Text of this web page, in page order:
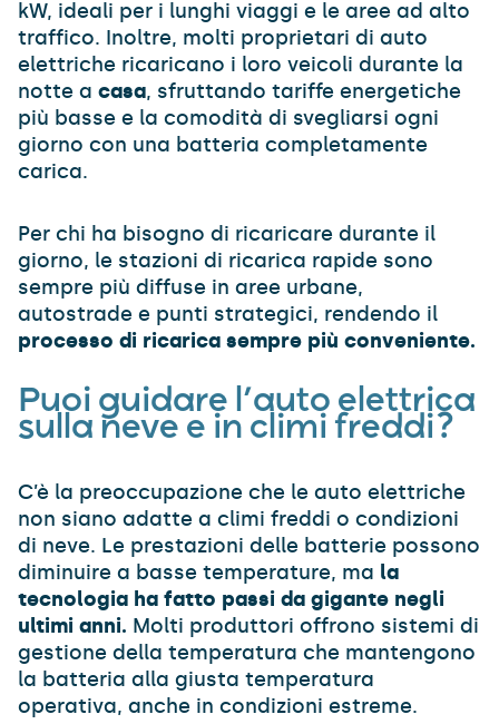
kW, ideali per i lunghi viaggi e le aree ad alto
traffico. Inoltre, molti proprietari di auto
elettriche ricaricano i loro veicoli durante la
notte a casa, sfruttando tariffe energetiche
più basse e la comodità di svegliarsi ogni
giorno con una batteria completamente
carica.
Per chi ha bisogno di ricaricare durante il
giorno, le stazioni di ricarica rapide sono
sempre più diffuse in aree urbane,
autostrade e punti strategici, rendendo il
processo di ricarica sempre più conveniente.
Puoi guidare l’auto elettrica
sulla neve e in climi freddi?
C’è la preoccupazione che le auto elettriche
non siano adatte a climi freddi o condizioni
di neve. Le prestazioni delle batterie possono
diminuire a basse temperature, ma la
tecnologia ha fatto passi da gigante negli
ultimi anni. Molti produttori offrono sistemi di
gestione della temperatura che mantengono
la batteria alla giusta temperatura
operativa, anche in condizioni estreme.